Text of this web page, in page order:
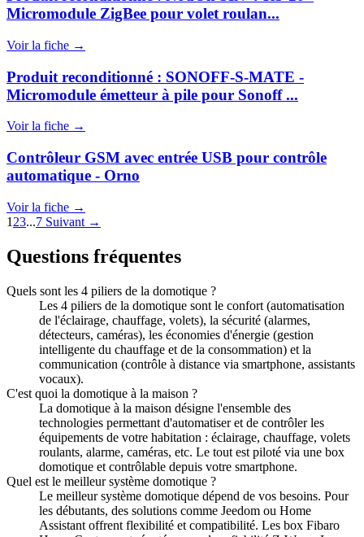
Micromodule ZigBee pour volet roulan...
Voir la fiche →
Produit reconditionné : SONOFF-S-MATE -
Micromodule émetteur à pile pour Sonoff ...
Voir la fiche →
Contrôleur GSM avec entrée USB pour contrôle
automatique - Orno
Voir la fiche →
1 23...7 Suivant →
Questions fréquentes
Quels sont les 4 piliers de la domotique ?
Les 4 piliers de la domotique sont le confort (automatisation
de l'éclairage, chauffage, volets), la sécurité (alarmes,
détecteurs, caméras), les économies d'énergie (gestion
intelligente du chauffage et de la consommation) et la
communication (contrôle à distance via smartphone, assistants
vocaux).
C'est quoi la domotique à la maison ?
La domotique à la maison désigne l'ensemble des
technologies permettant d'automatiser et de contrôler les
équipements de votre habitation : éclairage, chauffage, volets
roulants, alarme, caméras, etc. Le tout est piloté via une box
domotique et contrôlable depuis votre smartphone.
Quel est le meilleur système domotique ?
Le meilleur système domotique dépend de vos besoins. Pour
les débutants, des solutions comme Jeedom ou Home
Assistant offrent flexibilité et compatibilité. Les box Fibaro